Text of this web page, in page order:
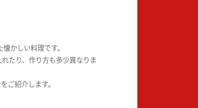
かしい料理です。
たり、作り方も多少異なりま
ご紹介します。